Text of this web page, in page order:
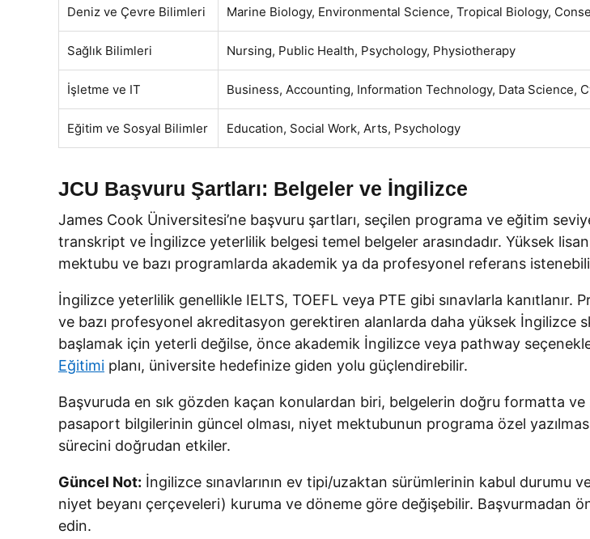
Deniz ve Çevre Bilimleri Marine Biology, Environmental Science, Tropical Biology,
Sağlık Bilimleri Nursing, Public Health, Psychology, Physiotherapy
İşletme ve IT Business, Accounting, Information Technology, Data Science,
Eğitim ve Sosyal Bilimler Education, Social Work, Arts, Psychology
JCU Başvuru Şartları: Belgeler ve İngilizce
James Cook Üniversitesi’ne başvuru şartları, seçilen programa ve eğitim
transkript ve İngilizce yeterlilik belgesi temel belgeler arasındadır. Yüksek
mektubu ve bazı programlarda akademik ya da profesyonel referans
İngilizce yeterlilik genellikle IELTS, TOEFL veya PTE gibi sınavlarla
ve bazı profesyonel akreditasyon gerektiren alanlarda daha yüksek
başlamak için yeterli değilse, önce akademik İngilizce veya pathway
Eğitimi planı, üniversite hedefinize giden yolu güçlendirebilir.
Başvuruda en sık gözden kaçan konulardan biri, belgelerin doğru formatta ve
pasaport bilgilerinin güncel olması, niyet mektubunun programa özel
sürecini doğrudan etkiler.
Güncel Not: İngilizce sınavlarının ev tipi/uzaktan sürümlerinin kabul
niyet beyanı çerçeveleri) kuruma ve döneme göre değişebilir. Başvurmadan
edin.